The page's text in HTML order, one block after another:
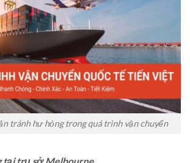
tránh hư hỏng trong quá trình vận chuyển